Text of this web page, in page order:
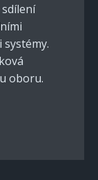
oboru.